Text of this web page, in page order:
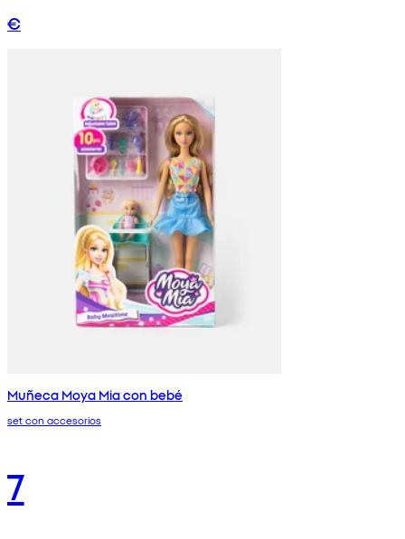
€
Muñeca Moya Mia con bebé
set con accesorios
7